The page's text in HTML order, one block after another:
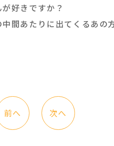
好きですか？
間あたりに出てくるあの
前へ 次へ